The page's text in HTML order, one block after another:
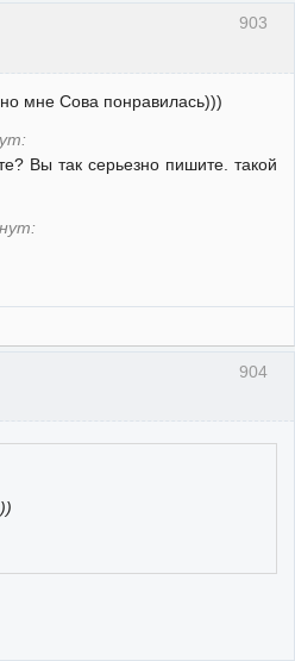
903
мне Сова понравилась)))
Вы так серьезно пишите. такой
904